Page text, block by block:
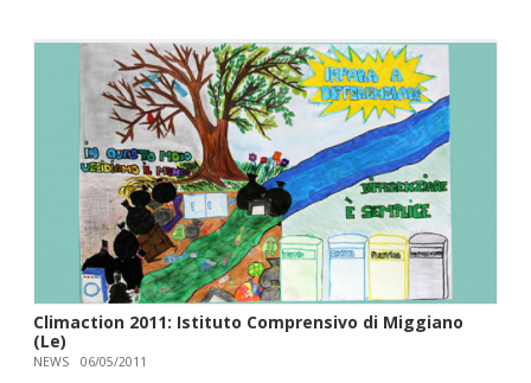
Climaction 2011: Istituto Comprensivo di Miggiano
(Le)
NEWS 06/05/2011